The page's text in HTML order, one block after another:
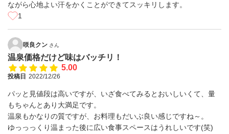
ながら心地よい汗をかくことができてスッキリします。
1
咲良クン さん
温泉価格だけど味はバッチリ！
5.00
投稿日 2022/12/26
パッと見値段は高いですが、いざ食べてみるとおいしいくて、量
もちゃんとあり大満足です。
温泉もかなりの質ですが、お料理もだいぶ良い感じですね～。
ゆっっっくり温まった後に広い食事スペースはうれしいです(笑)